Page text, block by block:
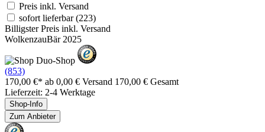
Preis inkl. Versand
sofort lieferbar(223)
Billigster Preis inkl. Versand
WolkenzauBär 2025
(853)
170,00 €* ab 0,00 € Versand 170,00 € Gesamt
Lieferzeit: 2-4 Werktage
Shop-Info
Zum Anbieter